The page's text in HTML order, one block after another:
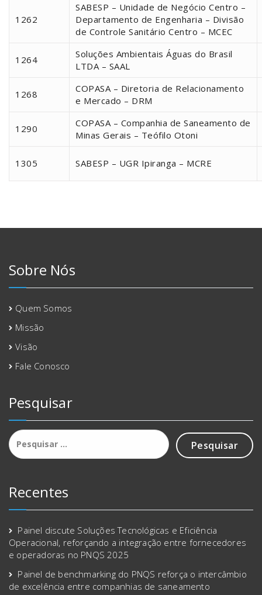
1262
SABESP – Unidade de Negócio Centro –
Departamento de Engenharia – Divisão
de Controle Sanitário Centro – MCEC
1264
Soluções Ambientais Águas do Brasil
LTDA – SAAL
1268
COPASA – Diretoria de Relacionamento
e Mercado – DRM
1290
COPASA – Companhia de Saneamento de
Minas Gerais – Teófilo Otoni
1305 SABESP – UGR Ipiranga – MCRE
Sobre Nós
Quem Somos
Missão
Visão
Fale Conosco
Pesquisar
Pesquisar
por:
Recentes
Painel discute Soluções Tecnológicas e Eficiência
Operacional, reforçando a integração entre fornecedores
e operadoras no PNQS 2025
Painel de benchmarking do PNQS reforça o intercâmbio
de excelência entre companhias de saneamento